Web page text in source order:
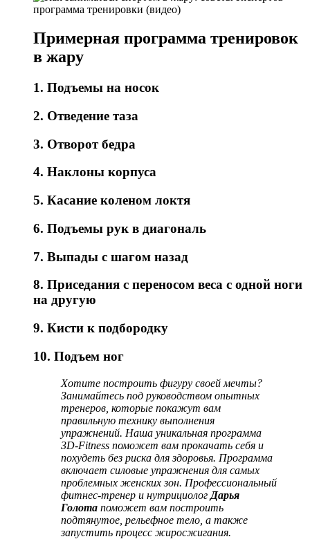
Примерная программа тренировок
в жару
1. Подъемы на носок
2. Отведение таза
3. Отворот бедра
4. Наклоны корпуса
5. Касание коленом локтя
6. Подъемы рук в диагональ
7. Выпады с шагом назад
8. Приседания с переносом веса с одной ноги
на другую
9. Кисти к подбородку
10. Подъем ног
Хотите построить фигуру своей мечты?
Занимайтесь под руководством опытных
тренеров, которые покажут вам
правильную технику выполнения
упражнений. Наша уникальная программа
3D-Fitness поможет вам прокачать себя и
похудеть без риска для здоровья. Программа
включает силовые упражнения для самых
проблемных женских зон. Профессиональный
фитнес-тренер и нутрициолог Дарья
Голота поможет вам построить
подтянутое, рельефное тело, а также
запустить процесс жиросжигания.